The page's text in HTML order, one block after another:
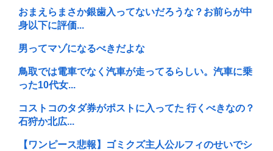
おまえらまさか銀歯入ってないだろうな？お前らが中
身以下に評価...
男ってマゾになるべきだよな
鳥取では電車でなく汽車が走ってるらしい。汽車に乗
った10代女...
コストコのタダ券がポストに入ってた 行くべきなの？
石狩か北広...
【ワンピース悲報】ゴミクズ主人公ルフィのせいでシ